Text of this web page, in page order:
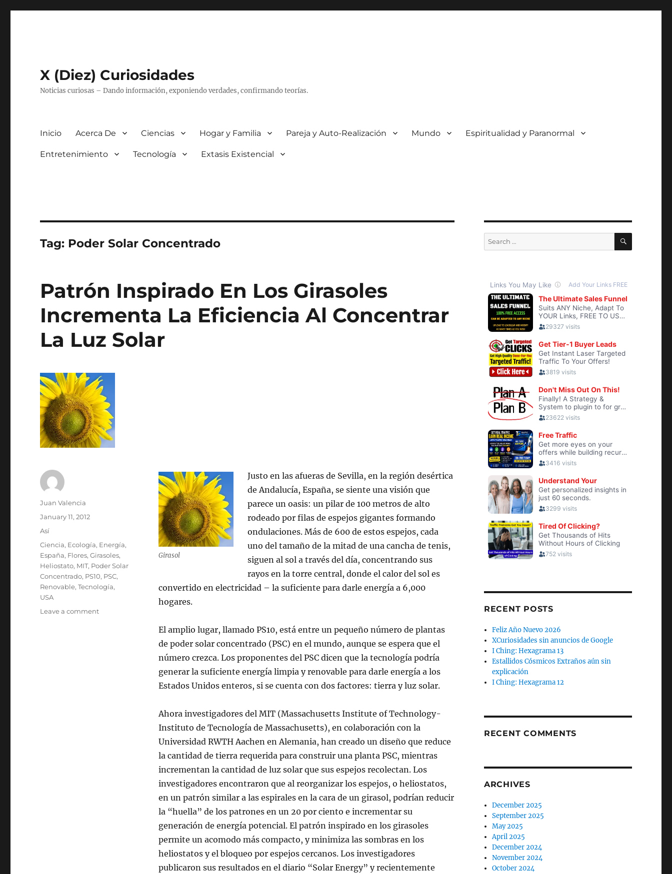
X (Diez) Curiosidades
Noticias curiosas – Dando información, exponiendo verdades, confirmando teorías.
Inicio Acerca De Ciencias Hogar y Familia Pareja y Auto-Realización Mundo Espiritualidad y Paranormal
Entretenimiento Tecnología Extasis Existencial
Tag: Poder Solar Concentrado
Patrón Inspirado En Los Girasoles
Incrementa La Eficiencia Al Concentrar
La Luz Solar
Girasol
Justo en las afueras de Sevilla, en la región desértica
de Andalucía, España, se siente una visión que
parece un oasis: un pilar de 100 metros de alto
rodeado por filas de espejos gigantes formando
ondulaciones. Más de 600 de estos espejos, cada
uno del tamaño de la mitad de una cancha de tenis,
siguen al sol a través del día, concentrando sus
rayos en la torre central, donde el calor del sol es
convertido en electricidad – la suficiente para darle energía a 6,000
hogares.
El amplio lugar, llamado PS10, está entre un pequeño número de plantas
de poder solar concentrado (PSC) en el mundo, aunque se espera que el
número crezca. Los proponentes del PSC dicen que la tecnología podría
generar la suficiente energía limpia y renovable para darle energía a los
Estados Unidos enteros, si se cuenta con dos factores: tierra y luz solar.
Ahora investigadores del MIT (Massachusetts Institute of Technology-
Instituto de Tecnología de Massachusetts), en colaboración con la
Universidad RWTH Aachen en Alemania, han creado un diseño que reduce
la cantidad de tierra requerida para construir una planta PSC, mientras
incrementan la cantidad de luz solar que sus espejos recolectan. Los
investigadores encontraron que al reorganizar los espejos, o heliostatos,
en un patrón similar a las espirales en la cara de un girasol, podrían reducir
la “huella” de los patrones en un 20 por ciento e incrementar su
generación de energía potencial. El patrón inspirado en los girasoles
permite un acomodo más compacto, y minimiza las sombras en los
heliostatos y el bloqueo por espejos cercanos. Los investigadores
publicaron sus resultados en el diario “Solar Energy” y recientemente
Author
Juan Valencia
Posted
January 11, 2012
Categories
Así
Tags
Ciencia, Ecología, Energía,
España, Flores,Girasoles,
Heliostato, MIT, Poder Solar
Concentrado, PS10, PSC,
Renovable,Tecnología,
USA
Leave a commenton
Search
for:
SEARCH
RECENT POSTS
Feliz Año Nuevo 2026
XCuriosidades sin anuncios de Google
I Ching: Hexagrama 13
Estallidos Cósmicos Extraños aún sin
explicación
I Ching: Hexagrama 12
RECENT COMMENTS
ARCHIVES
December 2025
September 2025
May 2025
April 2025
December 2024
November 2024
October 2024